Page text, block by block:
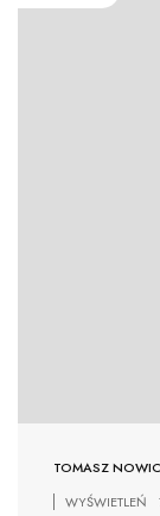
TOMASZ
WYŚWIETLEŃ